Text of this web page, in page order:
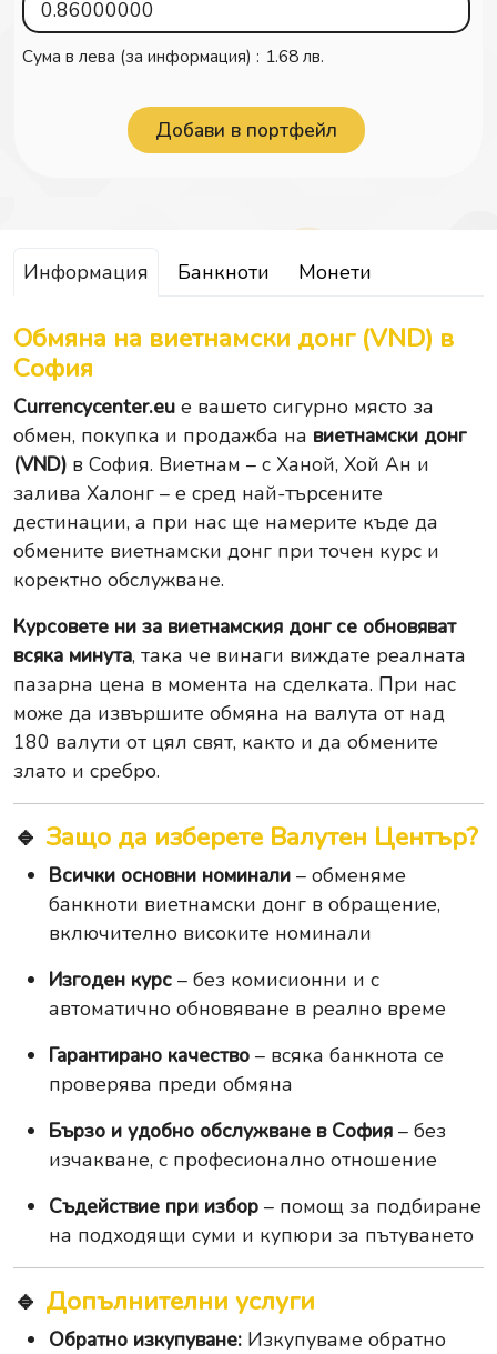
Сума в лева (за информация) : 1.68 лв.
Информация Банкноти Монети
Обмяна на виетнамски донг (VND) в
София
Currencycenter.eu е вашето сигурно място за
обмен, покупка и продажба на виетнамски донг
(VND) в София. Виетнам – с Ханой, Хой Ан и
залива Халонг – е сред най-търсените
дестинации, а при нас ще намерите къде да
обмените виетнамски донг при точен курс и
коректно обслужване.
Курсовете ни за виетнамския донг се обновяват
всяка минута, така че винаги виждате реалната
пазарна цена в момента на сделката. При нас
може да извършите обмяна на валута от над
180 валути от цял свят, както и да обмените
злато и сребро.
🔹 Защо да изберете Валутен Център?
Всички основни номинали – обменяме
банкноти виетнамски донг в обращение,
включително високите номинали
Изгоден курс – без комисионни и с
автоматично обновяване в реално време
Гарантирано качество – всяка банкнота се
проверява преди обмяна
Бързо и удобно обслужване в София – без
изчакване, с професионално отношение
Съдействие при избор – помощ за подбиране
на подходящи суми и купюри за пътуването
🔹 Допълнителни услуги
Обратно изкупуване: Изкупуваме обратно